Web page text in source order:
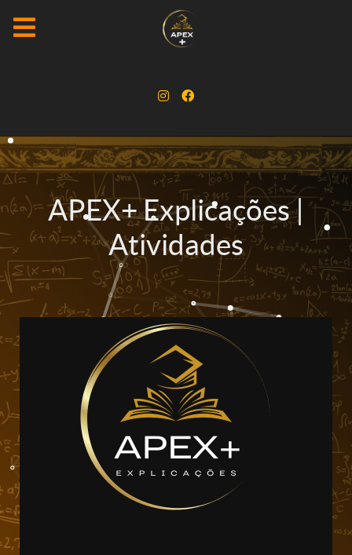
APEX+ Explicações |
Atividades